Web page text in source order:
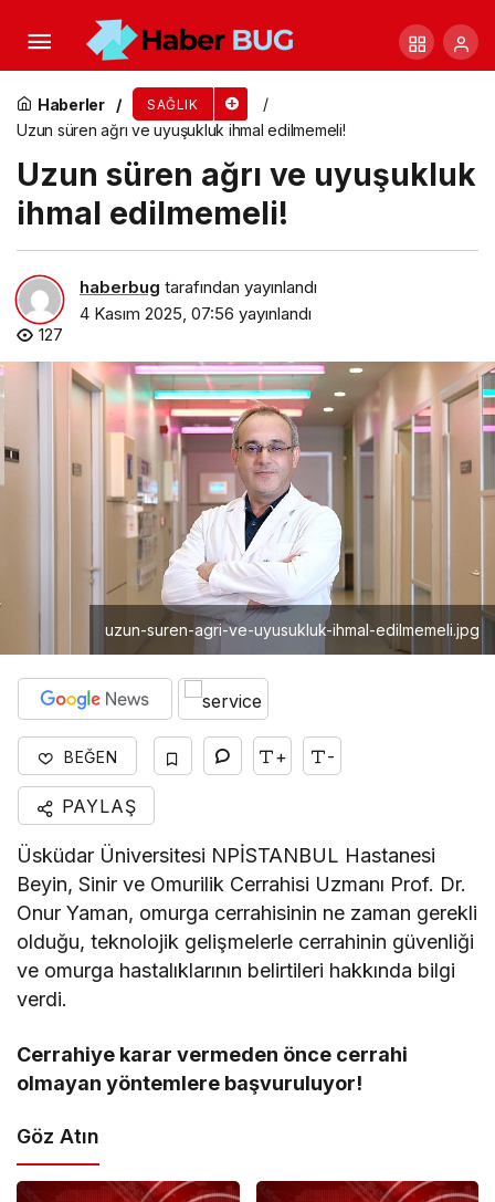
Haberler SAĞLIK
Uzun süren ağrı ve uyuşukluk ihmal edilmemeli!
Uzun süren ağrı ve uyuşukluk
ihmal edilmemeli!
haberbug tarafından yayınlandı
4 Kasım 2025, 07:56 yayınlandı
127
uzun-suren-agri-ve-uyusukluk-ihmal-edilmemeli.jpg
BEĞEN + -
PAYLAŞ
Üsküdar Üniversitesi NPİSTANBUL Hastanesi
Beyin, Sinir ve Omurilik Cerrahisi Uzmanı Prof. Dr.
Onur Yaman, omurga cerrahisinin ne zaman gerekli
olduğu, teknolojik gelişmelerle cerrahinin güvenliği
ve omurga hastalıklarının belirtileri hakkında bilgi
verdi.
Cerrahiye karar vermeden önce cerrahi
olmayan yöntemlere başvuruluyor!
Göz Atın
Sabah rutinleri ses sağlığını etkiliyor!